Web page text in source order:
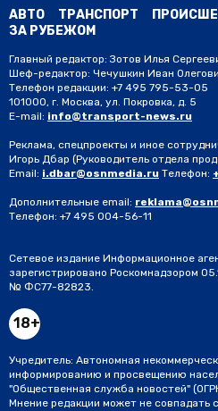
АВТО ТРАНСПОРТ
ЗА РУБЕЖОМ
Главный редактор: Зотов Илья
Шеф-редактор: Чечушкин Иван
Телефон редакции: +7 495 795-53-05
101000, г. Москва, ул. Покровка, д. 5
E-mail: info@transport-news.ru
Реклама, спецпроекты и иное
Игорь Дбар (Руководитель отдела
Email: i.dbar@osnmedia.ru Телефон:
Дополнительные email:
Телефон: +7 495 004-56-11
Сетевое издание Информационное
зарегистрировано Роскомнадзором
№ ФС77-82823.
18+
Учредитель: Автономная
информированию и просвещению
"Общественная служба новостей"
Мнение редакции может не совпадать